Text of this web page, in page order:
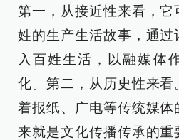
第一，从接近性来看，
姓的生产生活故事，通
入百姓生活，以融媒体
化。第二，从历史性来
着报纸、广电等传统媒体
来就是文化传播传承的